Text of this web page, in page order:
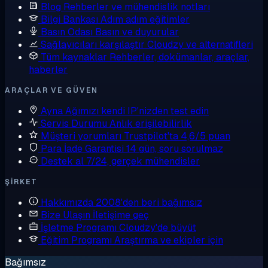
Blog Rehberler ve mühendislik notları
Bilgi Bankası Adım adım eğitimler
Basın Odası Basın ve duyurular
Sağlayıcıları karşılaştır Cloudzy ve alternatifleri
Tüm kaynaklar Rehberler, dokümanlar, araçlar,
haberler
ARAÇLAR VE GÜVEN
AynaAğımızı kendi IP'nizden test edin
Servis Durumu Anlık erişilebilirlik
Müşteri yorumları Trustpilot'ta 4,6/5 puan
Para İade Garantisi 14 gün, soru sorulmaz
Destek al 7/24, gerçek mühendisler
ŞIRKET
Hakkımızda 2008'den beri bağımsız
Bize Ulaşın İletişime geç
İşletme Programı Cloudzy'de büyüt
Eğitim Programı Araştırma ve ekipler için
Bağımsız